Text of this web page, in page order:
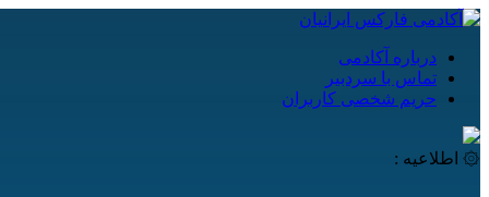
درباره آکادمی
تماس با سردبیر
حریم شخصی کاربران
۞ اطلاعیه :